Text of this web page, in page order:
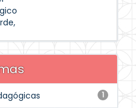
1